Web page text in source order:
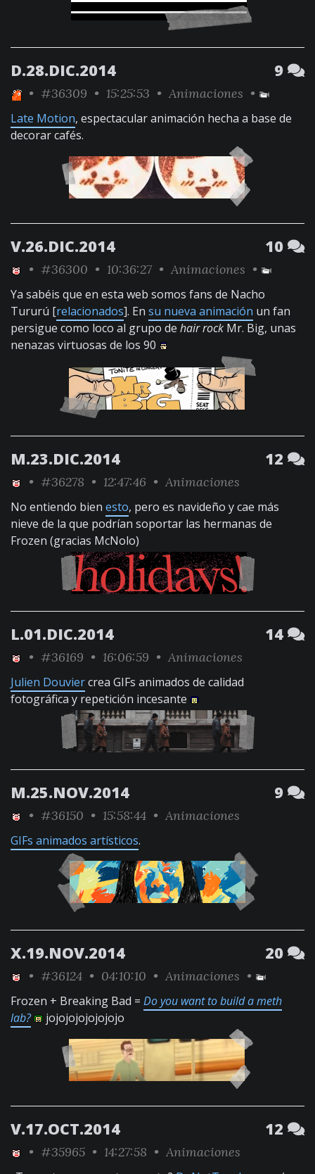
D.28.DIC.2014 9
• #36309 • 15:25:53 • Animaciones •
Late Motion, espectacular animación hecha a base de
decorar cafés.
V.26.DIC.2014 10
• #36300 • 10:36:27 • Animaciones •
Ya sabéis que en esta web somos fans de Nacho
Tururú [relacionados]. En su nueva animación un fan
persigue como loco al grupo de hair rock Mr. Big, unas
nenazas virtuosas de los 90
M.23.DIC.2014 12
• #36278 • 12:47:46 • Animaciones
No entiendo bien esto, pero es navideño y cae más
nieve de la que podrían soportar las hermanas de
Frozen (gracias McNolo)
L.01.DIC.2014 14
• #36169 • 16:06:59 • Animaciones
Julien Douviercrea GIFs animados de calidad
fotográfica y repetición incesante
M.25.NOV.2014 9
• #36150 • 15:58:44 • Animaciones
GIFs animados artísticos.
X.19.NOV.2014 20
• #36124 • 04:10:10 • Animaciones •
Frozen + Breaking Bad = Do you want to build a meth
lab?
jojojojojojojojo
V.17.OCT.2014 12
• #35965 • 14:27:58 • Animaciones